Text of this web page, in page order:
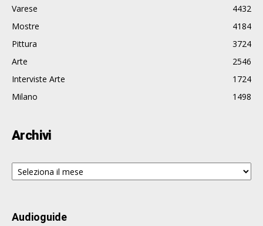
Varese
4432
Mostre
4184
Pittura
3724
Arte
2546
Interviste Arte
1724
Milano
1498
Archivi
Archivi
Audioguide